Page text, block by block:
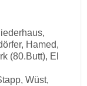
Hamed,
(80.Butt), El
Wüst,